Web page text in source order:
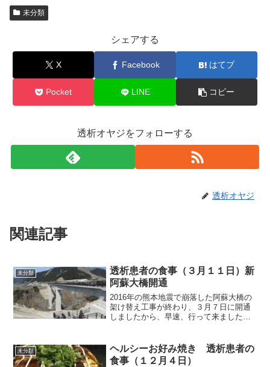
未分類
シェアする
X Facebook はてブ
Pocket LINE コピー
透析オヤジをフォローする
透析オヤジ
関連記事
未分類
透析患者の食事（３月１１日）新
阿蘇大橋開通
2016年の熊本地震で崩落した阿蘇大橋の
架け替え工事が終わり、３月７日に開通
しましたから、早速、行って来ました。
り入れているそうです。手前の橋が新阿
蘇大橋で、下に見える...
未分類
ヘルシーお好み焼き 透析患者の
食事（１２月４日）